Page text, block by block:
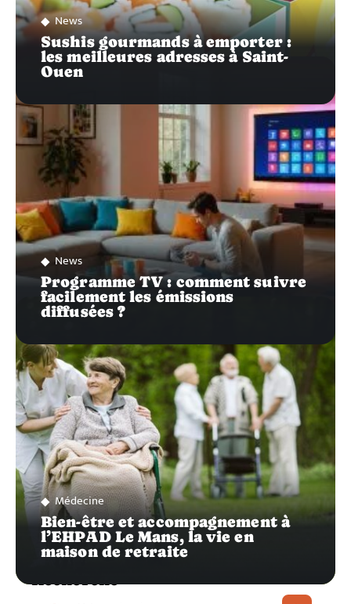
News
Sushis gourmands à emporter :
les meilleures adresses à Saint-
Ouen
News
Programme TV : comment suivre
facilement les émissions
diffusées ?
Médecine
Bien-être et accompagnement à
l’EHPAD Le Mans, la vie en
maison de retraite
Recherche